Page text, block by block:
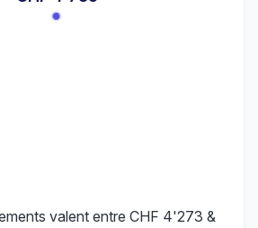
valent entre CHF 4'273 &